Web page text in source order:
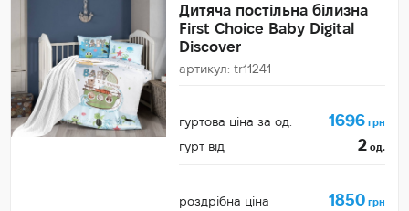
Дитяча постільна білизна
First Choice Baby Digital
Discover
артикул: tr11241
гуртова ціна за од. 1696 грн
гурт від 2 од.
роздрібна ціна 1850 грн